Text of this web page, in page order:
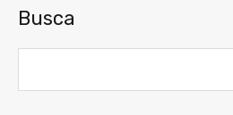
Busca